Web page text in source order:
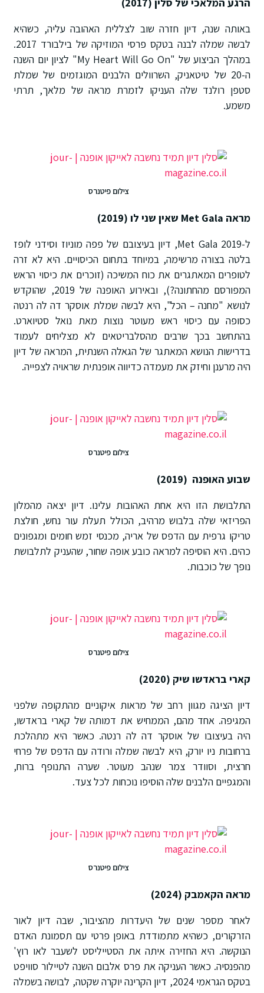
הרגע המלאכי של סלין (2017)
באותה שנה, דיון חזרה שוב לצללית האהובה עליה, כשהיא
לבשה שמלה לבנה בטקס פרסי המוזיקה של בילבורד 2017.
במהלך הביצוע של "My Heart Will Go On" לציון יום השנה
ה-20 של טיטאניק, השרוולים הלבנים המוגזמים של שמלת
סטפן רולנד שלה העניקו לזמרת מראה של מלאך, תרתי
משמע.
צילום פיטנרס
מראה Met Gala שאין שני לו (2019)
ל-Met Gala 2019, דיון בעיצובם של פפה מוניוז וסידני לופז
בלטה בצורה מרשימה, במיוחד בתחום הכיסויים. היא לא זרה
לטופרים המאתגרים את כוח המשיכה (זוכרים את כיסוי הראש
המפורסם מהחתונה?), ובאירוע האופנה של 2019, שהוקדש
לנושא "מחנה – הכל", היא לבשה שמלת אוסקר דה לה רנטה
כסופה עם כיסוי ראש מעוטר נוצות מאת נואל סטיוארט.
בהתחשב בכך שרבים מהסלבריטאים לא מצליחים לעמוד
בדרישות הנושא המאתגר של הגאלה השנתית, המראה של דיון
היה מרענן וחיזק את מעמדה כדיווה אופנתית שראויה לצפייה.
צילום פיטנרס
שבוע האופנה (2019)
התלבושת הזו היא אחת האהובות עלינו. דיון יצאה מהמלון
הפריזאי שלה בלבוש מרהיב, הכולל תעלת עור נחש, חולצת
טריקו גרפית עם הדפס של אריה, מכנסי זמש חומים ומגפונים
כהים. היא הוסיפה למראה כובע אופה שחור, שהעניק לתלבושת
נופך של כוכבות.
צילום פיטנרס
קארי בראדשו שיק (2020)
דיון הציגה מגוון רחב של מראות איקוניים מהתקופה שלפני
המגיפה. אחד מהם, הממחיש את דמותה של קארי בראדשו,
היה בעיצובו של אוסקר דה לה רנטה. כאשר היא מתהלכת
ברחובות ניו יורק, היא לבשה שמלה ורודה עם הדפס של פרחי
חרצית, וסוודר צמר שנהב מעוטר. שערה התנופף ברוח,
והמגפיים הלבנים שלה הוסיפו נוכחות לכל צעד.
צילום פיטנרס
מראה הקאמבק (2024)
לאחר מספר שנים של היעדרות מהציבור, שבה דיון לאור
הזרקורים, כשהיא מתמודדת באופן פרטי עם תסמונת האדם
הנוקשה. היא החזירה איתה את הסטייליסט לשעבר לאו רוץ'
מהפנסיה. כאשר העניקה את פרס אלבום השנה לטיילור סוויפט
בטקס הגראמי 2024, דיון הקרינה יוקרה שקטה, לבושה בשמלה